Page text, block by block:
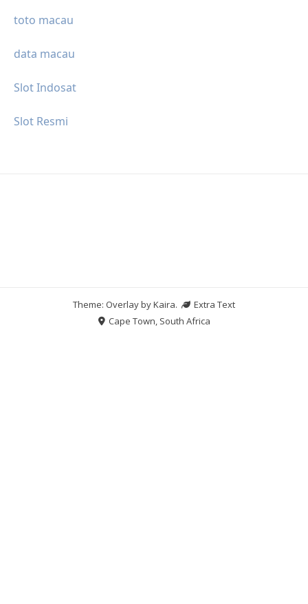
toto macau
data macau
Slot Indosat
Slot Resmi
Theme: Overlay byKaira.
Extra Text
Cape Town, South Africa